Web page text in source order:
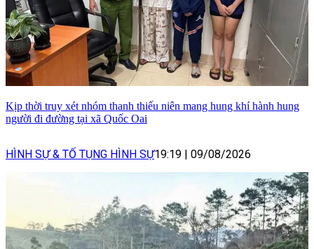
Kịp thời truy xét nhóm thanh thiếu niên mang hung khí hành hung
người đi đường tại xã Quốc Oai
HÌNH SỰ & TỐ TỤNG HÌNH SỰ19:19 09/08/2026